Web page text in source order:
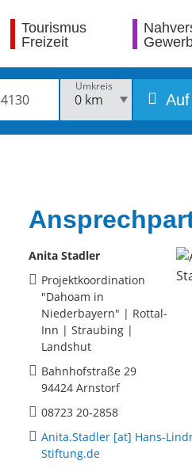
Tourismus
Freizeit
Umkreis
Anita Stadler
Projektkoordination
"Dahoam in
Niederbayern" | Rottal-
Inn | Straubing |
Landshut
Bahnhofstraße 29
94424 Arnstorf
08723 20-2858
Anita.Stadler [at] Hans-
Stiftung.de